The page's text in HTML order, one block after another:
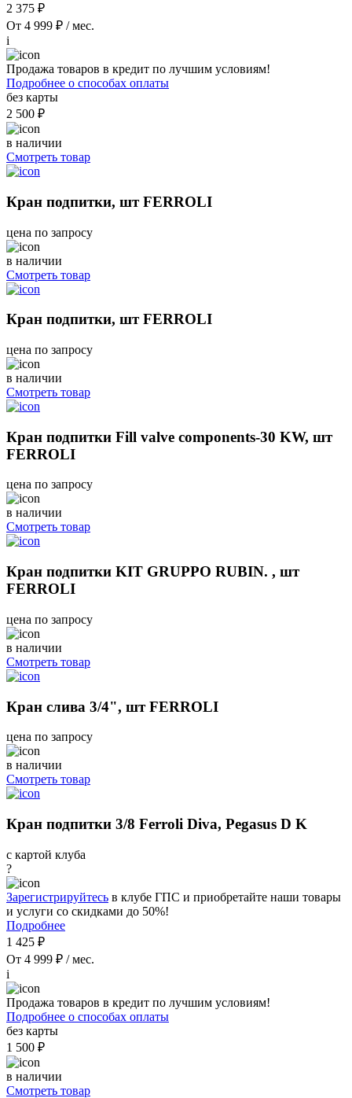
2 375 ₽
От 4 999 ₽ / мес.
i
Продажа товаров в кредит по лучшим условиям!
Подробнее о способах оплаты
без карты
2 500 ₽
в наличии
Смотреть товар
Кран подпитки, шт FERROLI
цена по запросу
в наличии
Смотреть товар
Кран подпитки, шт FERROLI
цена по запросу
в наличии
Смотреть товар
Кран подпитки Fill valve components-30 KW, шт
FERROLI
цена по запросу
в наличии
Смотреть товар
Кран подпитки KIT GRUPPO RUBIN. , шт
FERROLI
цена по запросу
в наличии
Смотреть товар
Кран слива 3/4", шт FERROLI
цена по запросу
в наличии
Смотреть товар
Кран подпитки 3/8 Ferroli Diva, Pegasus D K
с картой клуба
?
Зарегистрируйтесь в клубе ГПС и приобретайте наши товары
и услуги со скидками до 50%!
Подробнее
1 425 ₽
От 4 999 ₽ / мес.
i
Продажа товаров в кредит по лучшим условиям!
Подробнее о способах оплаты
без карты
1 500 ₽
в наличии
Смотреть товар